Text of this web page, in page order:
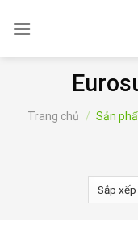
Trang chủ / Sản